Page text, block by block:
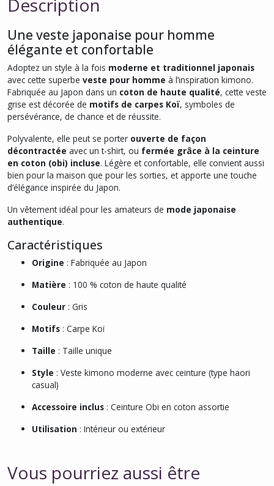
Description
Une veste japonaise pour homme
élégante et confortable
Adoptez un style à la fois moderne et traditionnel japonais
avec cette superbe veste pour homme à l’inspiration kimono.
Fabriquée au Japon dans un coton de haute qualité, cette veste
grise est décorée de motifs de carpes Koï, symboles de
persévérance, de chance et de réussite.
Polyvalente, elle peut se porter ouverte de façon
décontractée avec un t-shirt, ou fermée grâce à la ceinture
en coton (obi) incluse. Légère et confortable, elle convient aussi
bien pour la maison que pour les sorties, et apporte une touche
d’élégance inspirée du Japon.
Un vêtement idéal pour les amateurs de mode japonaise
authentique.
Caractéristiques
Origine : Fabriquée au Japon
Matière : 100 % coton de haute qualité
Couleur : Gris
Motifs : Carpe Koï
Taille : Taille unique
Style : Veste kimono moderne avec ceinture (type haori
casual)
Accessoire inclus : Ceinture Obi en coton assortie
Utilisation : Intérieur ou extérieur
Vous pourriez aussi être